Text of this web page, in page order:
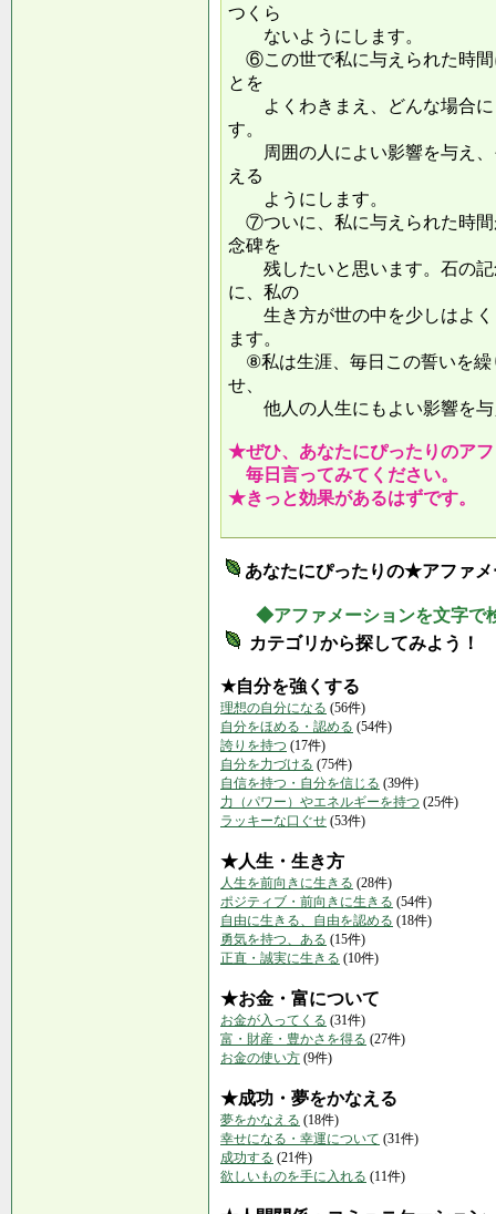
つくら
ないようにします。
⑥この世で私に与えられた時間
とを
よくわきまえ、どんな場合に
す。
周囲の人によい影響を与え、
える
ようにします。
⑦ついに、私に与えられた時間
念碑を
残したいと思います。石の記
に、私の
生き方が世の中を少しはよく
ます。
⑧私は生涯、毎日この誓いを繰
せ、
他人の人生にもよい影響
★ぜひ、あなたにぴったりのア
毎日言ってみてください。
★きっと効果があるはずです。
あなたにぴったりの★アファ
◆アファメーションを文字で
カテゴリから探してみよう！
★自分を強くする
理想の自分になる (56件)
自分をほめる・認める (54件)
誇りを持つ (17件)
自分を力づける (75件)
自信を持つ・自分を信じる (39件)
力（パワー）やエネルギーを持つ (25件)
ラッキーな口ぐせ (53件)
★人生・生き方
人生を前向きに生きる (28件)
ポジティブ・前向きに生きる (54件)
自由に生きる、自由を認める (18件)
勇気を持つ、ある (15件)
正直・誠実に生きる (10件)
★お金・富について
お金が入ってくる (31件)
富・財産・豊かさを得る (27件)
お金の使い方 (9件)
★成功・夢をかなえる
夢をかなえる (18件)
幸せになる・幸運について (31件)
成功する (21件)
欲しいものを手に入れる (11件)